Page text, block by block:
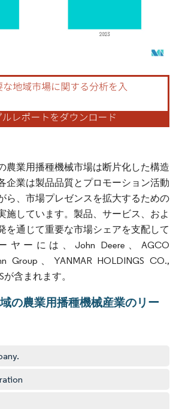
。再利用にはCC BY 4.0の表示が必要です。
農業用播種機械市場は断片化した構造
企業は製品品質とプロモーション活動
ら、市場プレゼンスを拡大するための
施しています。製品、サービス、およ
を通じて重要な市場シェアを支配して
ーには、John Deere、AGCO
Group、YANMAR HOLDINGS CO.,
が含まれます。
の農業用播種機械産業のリー